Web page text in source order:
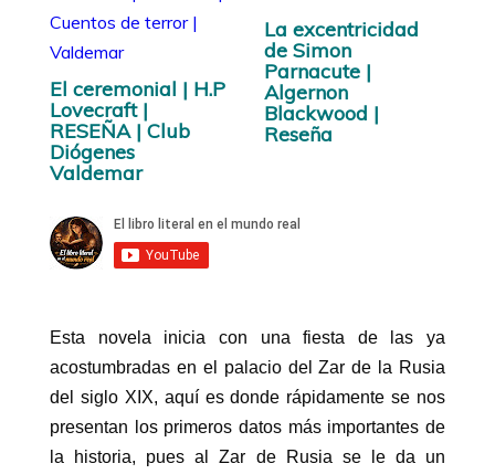
El ceremonial | H.P
Lovecraft |
RESEÑA | Club
Diógenes
Valdemar
La excentricidad
de Simon
Parnacute |
Algernon
Blackwood |
Reseña
Esta novela inicia con una fiesta de las ya
acostumbradas en el palacio del Zar de la Rusia
del siglo XIX, aquí es donde rápidamente se nos
presentan los primeros datos más importantes de
la historia, pues al Zar de Rusia se le da un